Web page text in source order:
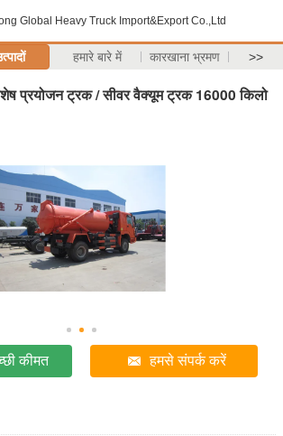
Global Heavy Truck Import&Export Co.,Ltd
हमारे बारे में कारखाना भ्रमण >>
प्रयोजन ट्रक / सीवर वैक्यूम ट्रक 16000 किलो
कीमत हमसे संपर्क करें